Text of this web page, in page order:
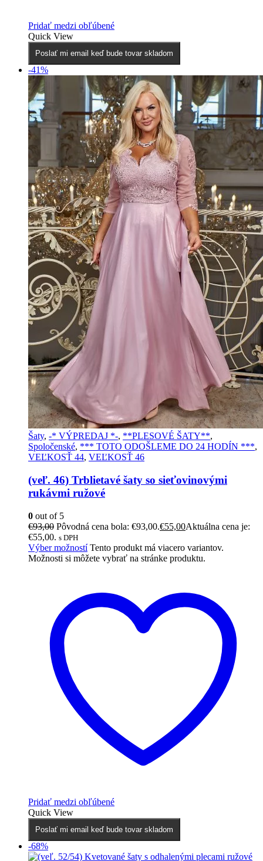
Pridať medzi obľúbené
Quick View
Poslať mi email keď bude tovar skladom
-41%
Šaty, -* VÝPREDAJ *-, **PLESOVÉ ŠATY**,
Spoločenské, *** TOTO ODOŠLEME DO 24 HODÍN ***,
VEĽKOSŤ 44, VEĽKOSŤ 46
(veľ. 46) Trblietavé šaty so sieťovinovými
rukávmi ružové
0 out of 5
€93,00 Pôvodná cena bola: €93,00.€55,00Aktuálna cena je:
€55,00. s DPH
Výber možností Tento produkt má viacero variantov.
Možnosti si môžete vybrať na stránke produktu.
Pridať medzi obľúbené
Quick View
Poslať mi email keď bude tovar skladom
-68%